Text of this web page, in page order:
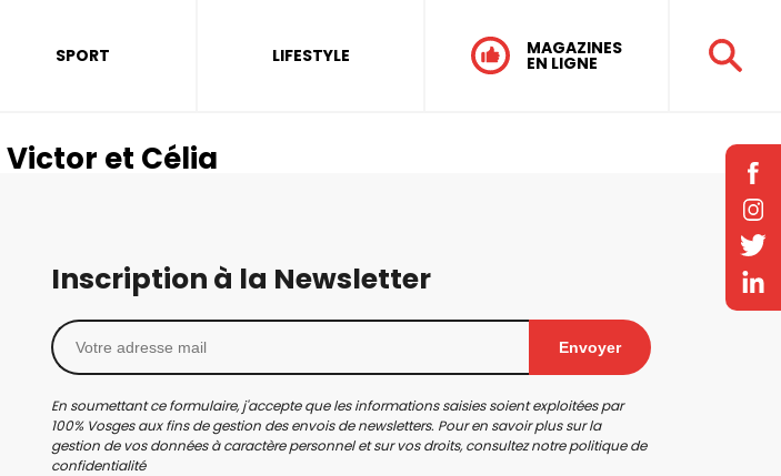
SPORT LIFESTYLE MAGAZINES
EN LIGNE
Victor et Célia
Inscription à la Newsletter
Envoyer
En soumettant ce formulaire, j'accepte que les informations saisies soient exploitées par
100% Vosges aux fins de gestion des envois de newsletters. Pour en savoir plus sur la
gestion de vos données à caractère personnel et sur vos droits, consultez notrepolitique de
confidentialité